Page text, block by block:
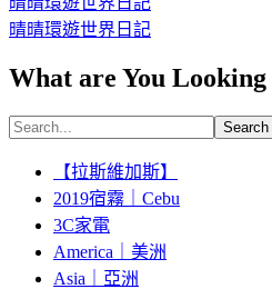
晴晴環遊世界日記
What are You
Search
【拉斯維加斯】
2019宿霧｜Cebu
3C家電
America｜美洲
Asia｜亞洲